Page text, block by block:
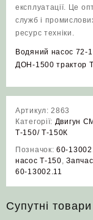
експлуатації. Це
служб і
ресурс техніки.
Водяний насос
ДОН-1500 трактор
Артикул:2863
Категорії: Двигун
Т-150/ Т-150К
Позначок: 60-
насос Т-150,
60-13002.11
Супутні товари